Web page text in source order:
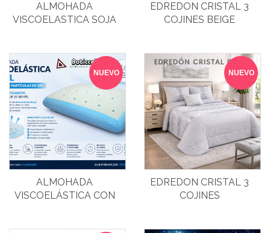
ALMOHADA
VISCOELASTICA SOJA
EDREDON CRISTAL 3
COJINES BEIGE
NUEVO
ALMOHADA
VISCOELÁSTICA CON
NUEVO
EDREDON CRISTAL 3
COJINES